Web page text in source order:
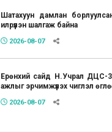
Шатахуун дамлан
илрүүлэн шалгаж байна
2026-08-07
Ерөнхий сайд Н.Учрал ДЦС-
ажлыг эрчимжүүлэх чиглэл
2026-08-07